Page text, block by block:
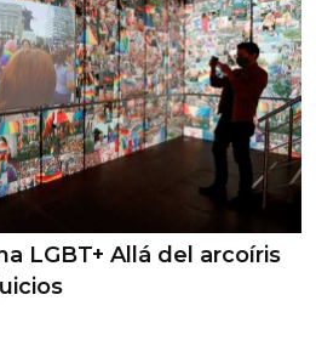
LGBT+ Allá del arcoíris